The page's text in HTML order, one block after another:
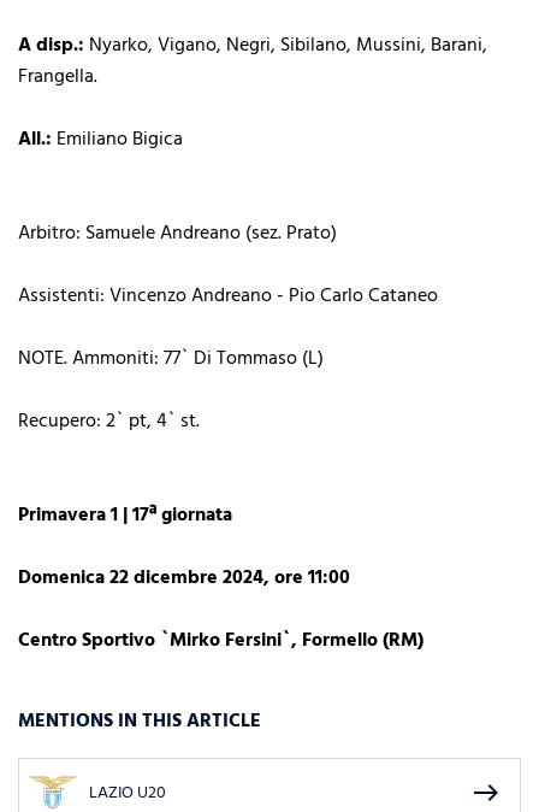
A disp.: Nyarko, Vigano, Negri, Sibilano, Mussini, Barani,
Frangella.
All.: Emiliano Bigica
Arbitro: Samuele Andreano (sez. Prato)
Assistenti: Vincenzo Andreano - Pio Carlo Cataneo
NOTE. Ammoniti: 77` Di Tommaso (L)
Recupero: 2` pt, 4` st.
Primavera 1 | 17ª giornata
Domenica 22 dicembre 2024, ore 11:00
Centro Sportivo `Mirko Fersini`, Formello (RM)
MENTIONS IN THIS ARTICLE
LAZIO U20 east